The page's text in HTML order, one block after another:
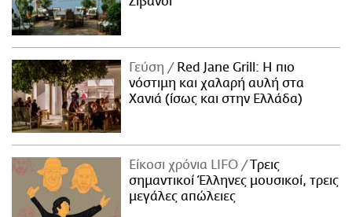
Γεύση
Red Jane Grill: Η πιο
νόστιμη και χαλαρή αυλή στα
Χανιά (ίσως και στην Ελλάδα)
Είκοσι χρόνια LIFO
Tρεις
σημαντικοί Έλληνες μουσικοί, τρεις
μεγάλες απώλειες